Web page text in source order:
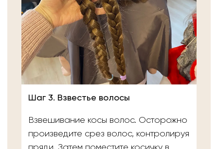
Шаг 3. Взвестье волосы
Взвешивание косы волос. Осторожно
произведите срез волос, контролируя